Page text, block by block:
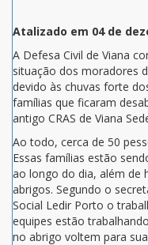
Atalizado em 04 de
A Defesa Civil de Viana
situação dos moradores
devido às chuvas forte
famílias que ficaram
antigo CRAS de Viana
Ao todo, cerca de 50
Essas famílias estão
ao longo do dia, além de
abrigos. Segundo o
Social Ledir Porto o
equipes estão
no abrigo voltem para